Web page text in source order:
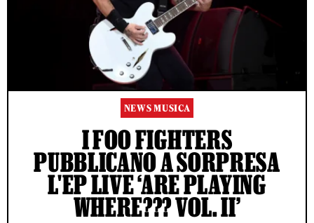
NEWS MUSICA
I FOO FIGHTERS
PUBBLICANO A SORPRESA
L'EP LIVE ‘ARE PLAYING
WHERE??? VOL. II’